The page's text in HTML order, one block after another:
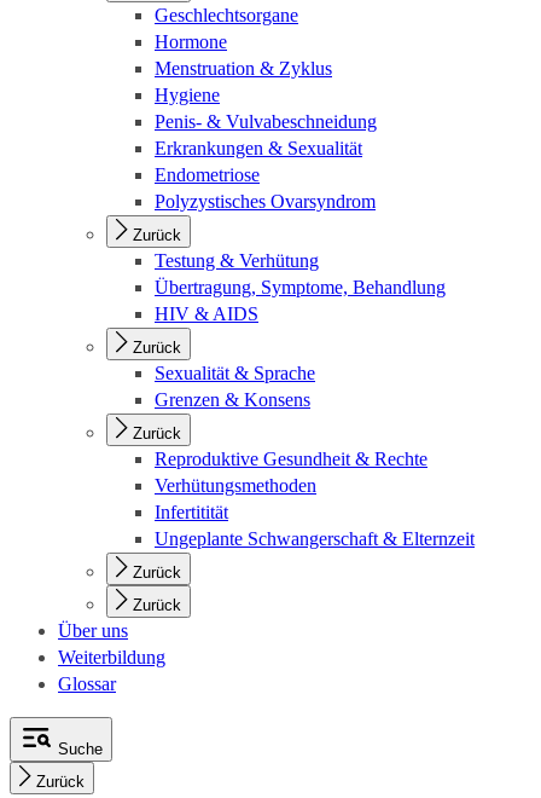
Geschlechtsorgane
Hormone
Menstruation & Zyklus
Hygiene
Penis- & Vulvabeschneidung
Erkrankungen & Sexualität
Endometriose
Polyzystisches Ovarsyndrom
Zurück
Testung & Verhütung
Übertragung, Symptome, Behandlung
HIV & AIDS
Zurück
Sexualität & Sprache
Grenzen & Konsens
Zurück
Reproduktive Gesundheit & Rechte
Verhütungsmethoden
Infertitität
Ungeplante Schwangerschaft & Elternzeit
Zurück
Zurück
Über uns
Weiterbildung
Glossar
Suche
Zurück